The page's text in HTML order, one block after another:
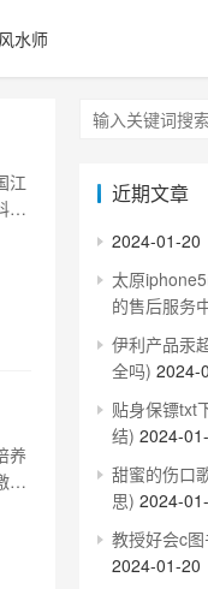
风水师
江
和
养
烈
近期文章
2024-01-20
太原
的售后服务
伊利产品汞
全吗) 2024-
贴身保镖txt
结) 2024-
甜蜜的伤口
思) 2024-
教授好会c
2024-01-20